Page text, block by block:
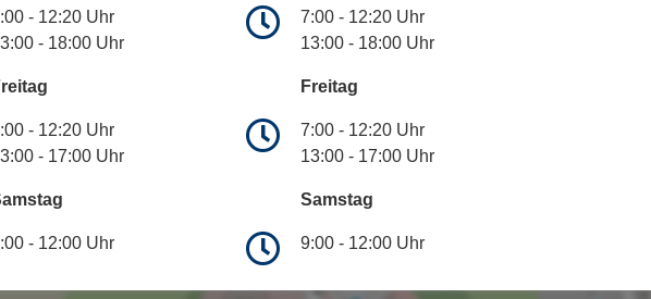
- 12:20 Uhr
- 18:00 Uhr
- 12:20 Uhr
- 17:00 Uhr
- 12:00 Uhr
7:00 - 12:20 Uhr
13:00 - 18:00 Uhr
Freitag
7:00 - 12:20 Uhr
13:00 - 17:00 Uhr
Samstag
9:00 - 12:00 Uhr